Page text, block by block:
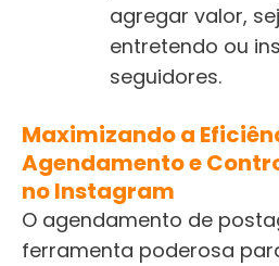
agregar valor,
entretendo ou
seguidores.
Maximizando a
Agendamento e
no Instagram
O agendamento de
ferramenta poderosa